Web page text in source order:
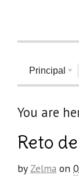
Principal
You are
Reto
by Zelma on